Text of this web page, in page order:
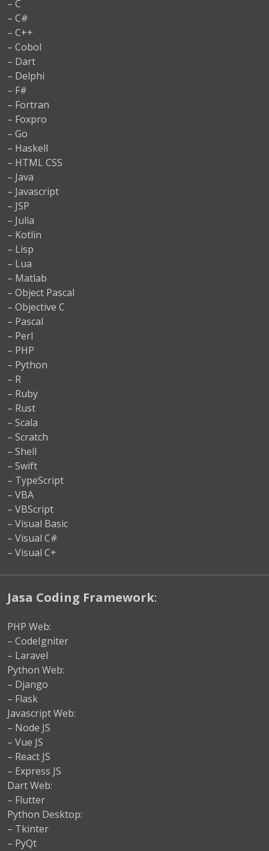
– C
– C#
– C++
– Cobol
– Dart
– Delphi
– F#
– Fortran
– Foxpro
– Go
– Haskell
– HTML CSS
– Java
– Javascript
– JSP
– Julia
– Kotlin
– Lisp
– Lua
– Matlab
– Object Pascal
– Objective C
– Pascal
– Perl
– PHP
– Python
– R
– Ruby
– Rust
– Scala
– Scratch
– Shell
– Swift
– TypeScript
– VBA
– VBScript
– Visual Basic
– Visual C#
– Visual C+
Jasa Coding Framework:
PHP Web:
– CodeIgniter
– Laravel
Python Web:
– Django
– Flask
Javascript Web:
– Node JS
– Vue JS
– React JS
– Express JS
Dart Web:
– Flutter
Python Desktop:
– Tkinter
– PyQt